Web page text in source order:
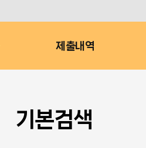
제출내역
기본검색